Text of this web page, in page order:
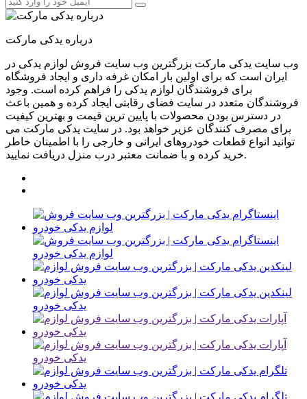
درباره یدکی مارکت
وب سایت یدکی مارکت بزرگترین وب سایت فروش لوازم یدکی در
ایران است که برای اولین بار امکان غرفه داری و ایجاد فروشگاه
برای فروشندگان لوازم یدکی را فراهم کرده است. وجود
فروشندگان متعدد در سایت فضای رقابتی ایجاد کرده و همین باعث
در دسترس بودن محصولات با پایین ترین قیمت و بهترین کیفیت
برای مصرف کنندگان عزیر خواهد بود. در سایت یدکی مارکت می
توانید انواع قطعات خودروهای ایرانی و خارجی را با اطمینان خاطر
خرید کرده و با ضمانت معتبر درب منزل دریافت نمایید.